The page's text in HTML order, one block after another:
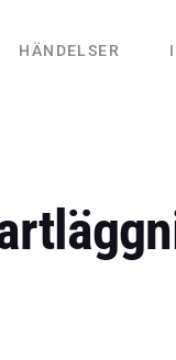
HÄNDELSER